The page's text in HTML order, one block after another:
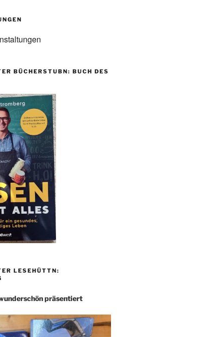
BÜCHERSTUBN: BUCH DES
LESEHÜTTN:
präsentiert